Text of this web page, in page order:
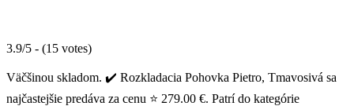
3.9/5 - (15 votes)
Väčšinou skladom. ✔️ Rozkladacia Pohovka Pietro, Tmavosivá sa
najčastejšie predáva za cenu ⭐ 279.00 €. Patrí do kategórie